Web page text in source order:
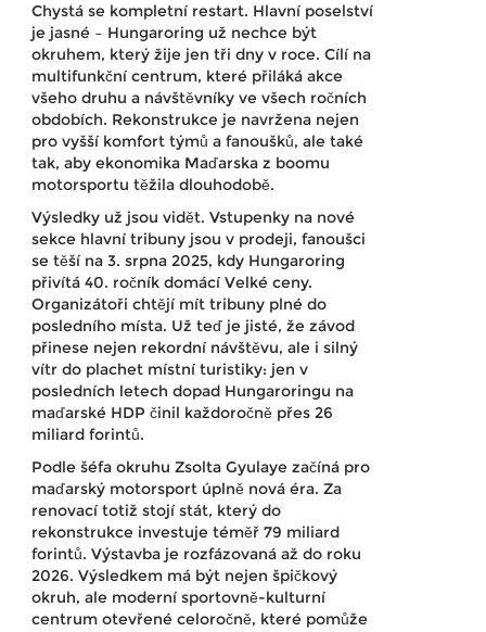
Chystá se kompletní restart. Hlavní poselství
je jasné – Hungaroring už nechce být
okruhem, který žije jen tři dny v roce. Cílí na
multifunkční centrum, které přiláká akce
všeho druhu a návštěvníky ve všech ročních
obdobích. Rekonstrukce je navržena nejen
pro vyšší komfort týmů a fanoušků, ale také
tak, aby ekonomika Maďarska z boomu
motorsportu těžila dlouhodobě.
Výsledky už jsou vidět. Vstupenky na nové
sekce hlavní tribuny jsou v prodeji, fanoušci
se těší na 3. srpna 2025, kdy Hungaroring
přivítá 40. ročník domácí Velké ceny.
Organizátoři chtějí mít tribuny plné do
posledního místa. Už teď je jisté, že závod
přinese nejen rekordní návštěvu, ale i silný
vítr do plachet místní turistiky: jen v
posledních letech dopad Hungaroringu na
maďarské HDP činil každoročně přes 26
miliard forintů.
Podle šéfa okruhu Zsolta Gyulaye začíná pro
maďarský motorsport úplně nová éra. Za
renovací totiž stojí stát, který do
rekonstrukce investuje téměř 79 miliard
forintů. Výstavba je rozfázovaná až do roku
2026. Výsledkem má být nejen špičkový
okruh, ale moderní sportovně-kulturní
centrum otevřené celoročně, které pomůže